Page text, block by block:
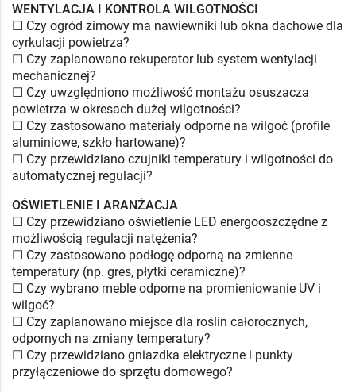
WENTYLACJA I KONTROLA WILGOTNOŚCI
☐ Czy ogród zimowy ma nawiewniki lub okna dachowe dla
cyrkulacji powietrza?
☐ Czy zaplanowano rekuperator lub system wentylacji
mechanicznej?
☐ Czy uwzględniono możliwość montażu osuszacza
powietrza w okresach dużej wilgotności?
☐ Czy zastosowano materiały odporne na wilgoć (profile
aluminiowe, szkło hartowane)?
☐ Czy przewidziano czujniki temperatury i wilgotności do
automatycznej regulacji?
OŚWIETLENIE I ARANŻACJA
☐ Czy przewidziano oświetlenie LED energooszczędne z
możliwością regulacji natężenia?
☐ Czy zastosowano podłogę odporną na zmienne
temperatury (np. gres, płytki ceramiczne)?
☐ Czy wybrano meble odporne na promieniowanie UV i
wilgoć?
☐ Czy zaplanowano miejsce dla roślin całorocznych,
odpornych na zmiany temperatury?
☐ Czy przewidziano gniazdka elektryczne i punkty
przyłączeniowe do sprzętu domowego?